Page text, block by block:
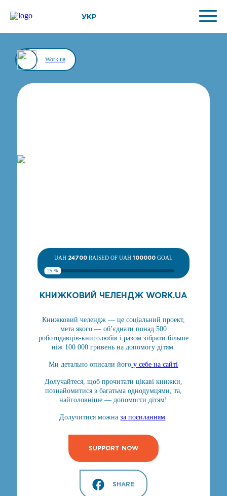
УКР
Work.ua
UAH 24700RAISED OF UAH 100000GOAL
25 %
КНИЖКОВИЙ ЧЕЛЕНДЖ WORK.UA
Книжковий челендж — це соціальний проект,
мета якого — об’єднати понад 500
роботодавців-книголюбів і разом зібрати більше
ніж 100 000 гривень на допомогу дітям.
Ми детально описали його у себе на сайті
Долучайтеся, щоб прочитати цікаві книжки,
познайомитися з багатьма однодумцями, та,
найголовніше — допомогти дітям!
Долучитися можназа посиланням
SUPPORT NOW
SHARE